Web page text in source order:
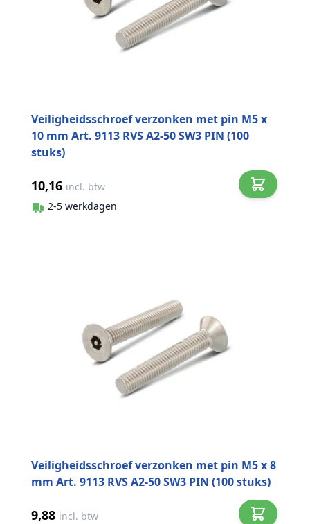
Veiligheidsschroef verzonken met pin M5 x
10 mm Art. 9113 RVS A2-50 SW3 PIN (100
stuks)
10,16 incl. btw
2-5 werkdagen
Veiligheidsschroef verzonken met pin M5 x 8
mm Art. 9113 RVS A2-50 SW3 PIN (100 stuks)
9,88 incl. btw